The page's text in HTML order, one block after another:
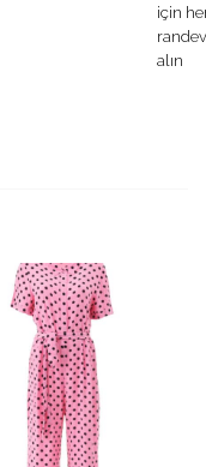
için
alın